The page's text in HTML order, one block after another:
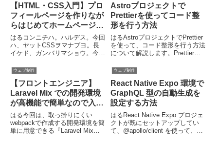
【HTML・CSS入門】プロ
フィールページを作りなが
らはじめてホームページ制
作（その６-CSSとは）
はるコンニチハ。ハルデス。今回
ハ、ヤットCSSヲマナブヨ。長
イケド、ガンバリマショウ。今回
た目をきれいにしておしゃれな
う。CSSの説明をした後に、今
までのHTMLにCSSで装飾しな...
Astroプロジェクトで
Prettierを使ってコード整
形を行う方法
はるAstroプロジェクトでPrettier
を使って、コード整形を行う方法
について解説します。Prettier
ツールであり、コードの読みやす
Prettierとprettier-plug...
ウェブ制作
【フロントエンジニア】
Laravel Mix での開発環境
が高機能で簡単なので入門
方法を紹介
はる今回は、取っ掛りにくい
webpackで作成する開発環境を簡
単に用意できる『Laravel Mix』
ウェブ制作
React Native Expo 環境で
GraphQL 型の自動生成を
設定する方法
はるReact Native Expo プロジェ
クトが既にセットアップしてい
て、@apollo/client を使って、